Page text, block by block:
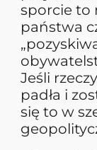
sporcie to
państwa
Jeśli
padła i
się to w